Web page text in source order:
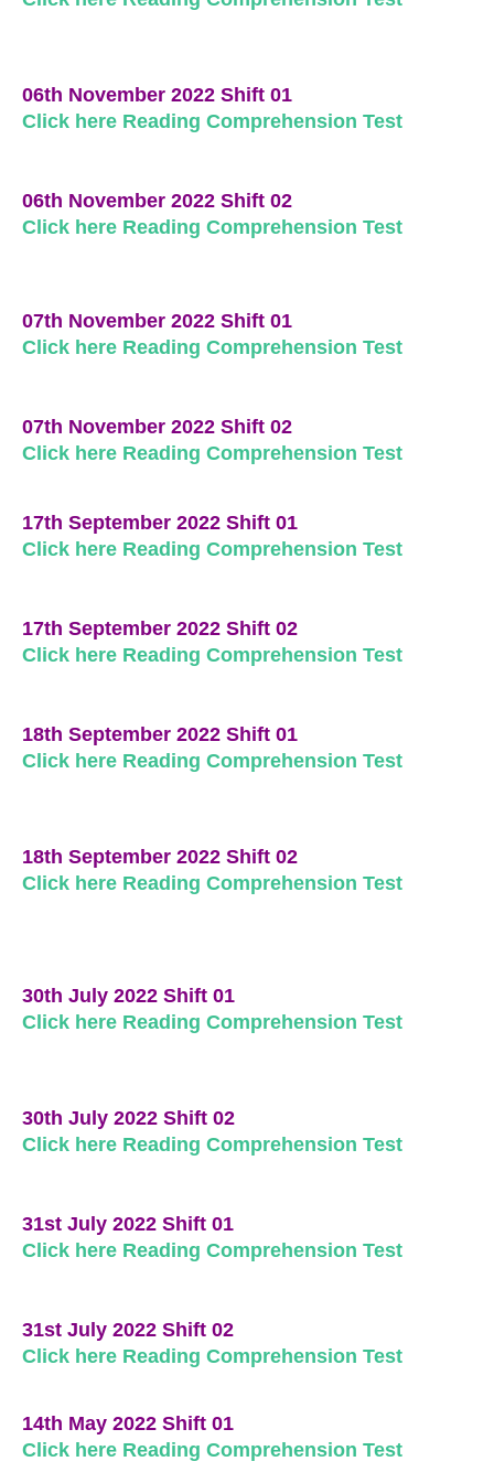
06th November 2022 Shift 01
Click here Reading Comprehension Test
06th November 2022 Shift 02
Click here Reading Comprehension Test
07th November 2022 Shift 01
Click here Reading Comprehension Test
07th November 2022 Shift 02
Click here Reading Comprehension Test
17th September 2022 Shift 01
Click here Reading Comprehension Test
17th September 2022 Shift 02
Click here Reading Comprehension Test
18th September 2022 Shift 01
Click here Reading Comprehension Test
18th September 2022 Shift 02
Click here Reading Comprehension Test
30th July 2022 Shift 01
Click here Reading Comprehension Test
30th July 2022 Shift 02
Click here Reading Comprehension Test
31st July 2022 Shift 01
Click here Reading Comprehension Test
31st July 2022 Shift 02
Click here Reading Comprehension Test
14th May 2022 Shift 01
Click here Reading Comprehension Test